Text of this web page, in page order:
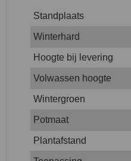
Standplaats
Winterhard
Hoogte bij levering
Volwassen hoogte
Wintergroen
Potmaat
Plantafstand